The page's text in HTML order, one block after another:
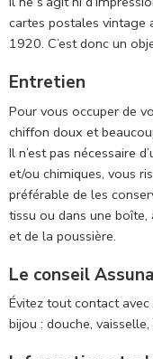
cartes postales vintage
1920. C’est donc un
Entretien
Pour vous occuper de
chiffon doux et
Il n’est pas nécessaire
et/ou chimiques, vous
préférable de les
tissu ou dans une boîte,
et de la poussière.
Le conseil Assuna
Évitez tout contact avec
bijou : douche,